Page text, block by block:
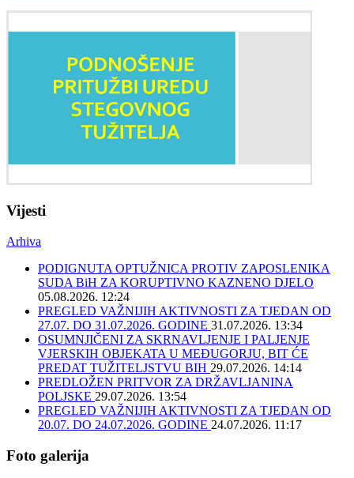
Vijesti
Arhiva
PODIGNUTA OPTUŽNICA PROTIV ZAPOSLENIKA
SUDA BiH ZA KORUPTIVNO KAZNENO DJELO
05.08.2026. 12:24
PREGLED VAŽNIJIH AKTIVNOSTI ZA TJEDAN OD
27.07. DO 31.07.2026. GODINE 31.07.2026. 13:34
OSUMNJIČENI ZA SKRNAVLJENJE I PALJENJE
VJERSKIH OBJEKATA U MEĐUGORJU, BIT ĆE
PREDAT TUŽITELJSTVU BIH 29.07.2026. 14:14
PREDLOŽEN PRITVOR ZA DRŽAVLJANINA
POLJSKE 29.07.2026. 13:54
PREGLED VAŽNIJIH AKTIVNOSTI ZA TJEDAN OD
20.07. DO 24.07.2026. GODINE 24.07.2026. 11:17
Foto galerija